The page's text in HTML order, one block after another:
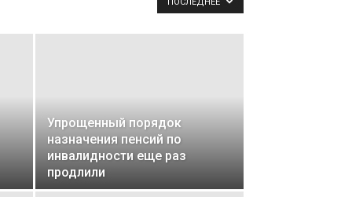
Упрощенный порядок
назначения пенсий по
инвалидности еще раз
продлили